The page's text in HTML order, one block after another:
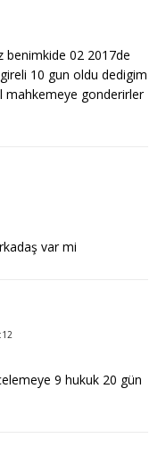
benimkide 02 2017de
10 gun oldu dedigim
mahkemeye gonderirler
var mi
9 hukuk 20 gün